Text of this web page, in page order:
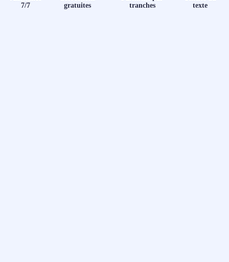
7/7
gratuites
tranches
texte